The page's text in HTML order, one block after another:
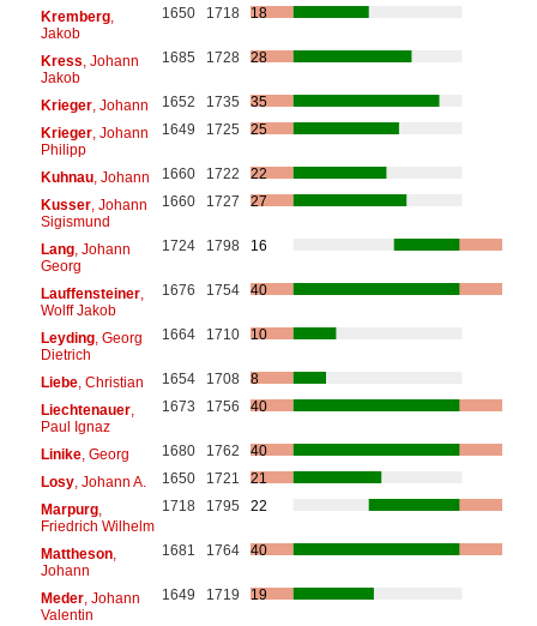
Kremberg,
Jakob
1650 1718 18
Kress , Johann
Jakob
1685 1728 28
Krieger, Johann 1652 1735
35
Krieger, Johann
Philipp
1649 1725 25
Kuhnau, Johann 1660 1722
22
Kusser, Johann
Sigismund
1660 1727 27
Lang, Johann
Georg
1724 1798 16
Lauffensteiner,
Wolff Jakob
1676 1754 40
Leyding, Georg
Dietrich
1664 1710 10
Liebe, Christian 1654 1708
8
Liechtenauer,
Paul Ignaz
1673 1756 40
Linike, Georg 1680 1762
40
Losy, Johann A. 1650 1721
21
Marpurg,
Friedrich Wilhelm
1718 1795 22
Mattheson,
Johann
1681 1764 40
Meder, Johann
Valentin
1649 1719 19